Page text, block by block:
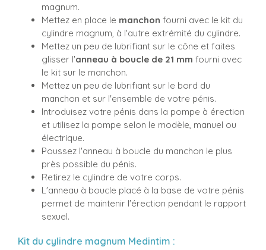
magnum.
Mettez en place le manchon fourni avec le kit du
cylindre magnum, à l'autre extrémité du cylindre.
Mettez un peu de lubrifiant sur le cône et faites
glisser l'anneau à boucle de 21 mm fourni avec
le kit sur le manchon.
Mettez un peu de lubrifiant sur le bord du
manchon et sur l'ensemble de votre pénis.
Introduisez votre pénis dans la pompe à érection
et utilisez la pompe selon le modèle, manuel ou
électrique.
Poussez l'anneau à boucle du manchon le plus
près possible du pénis.
Retirez le cylindre de votre corps.
L'anneau à boucle placé à la base de votre pénis
permet de maintenir l'érection pendant le rapport
sexuel.
Kit du cylindre magnum Medintim :